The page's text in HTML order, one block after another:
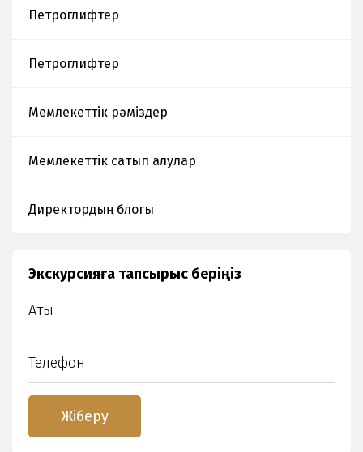
Петроглифтер
Петроглифтер
Мемлекеттік рәміздер
Мемлекеттік сатып алулар
Директордың блогы
Экскурсияға тапсырыс беріңіз